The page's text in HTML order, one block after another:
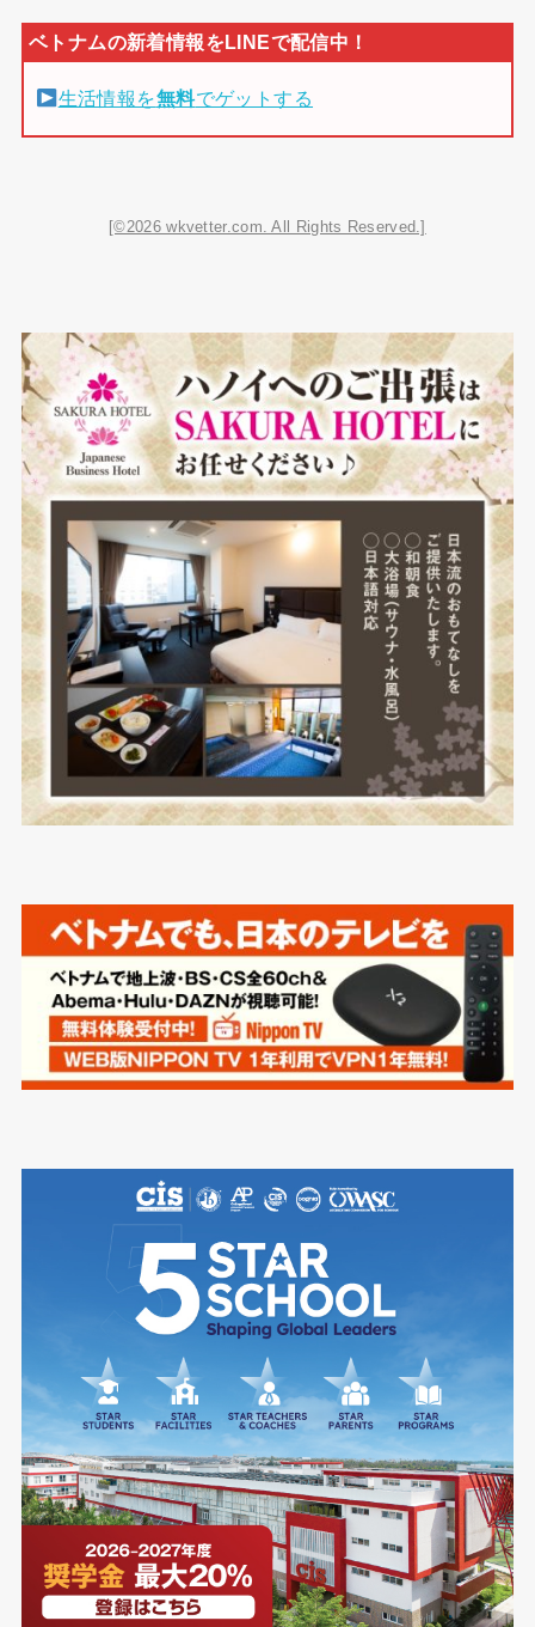
生活情報を無料でゲットする
[©2026 wkvetter.com. All Rights Reserved.]